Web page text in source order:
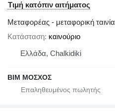
Τιμή κατόπιν αιτήματος
Μεταφορέας - μεταφορική ταινία
Κατάσταση καινούριο
Ελλάδα, Chalkidiki
ΒΙΜ ΜΟΣΧΟΣ